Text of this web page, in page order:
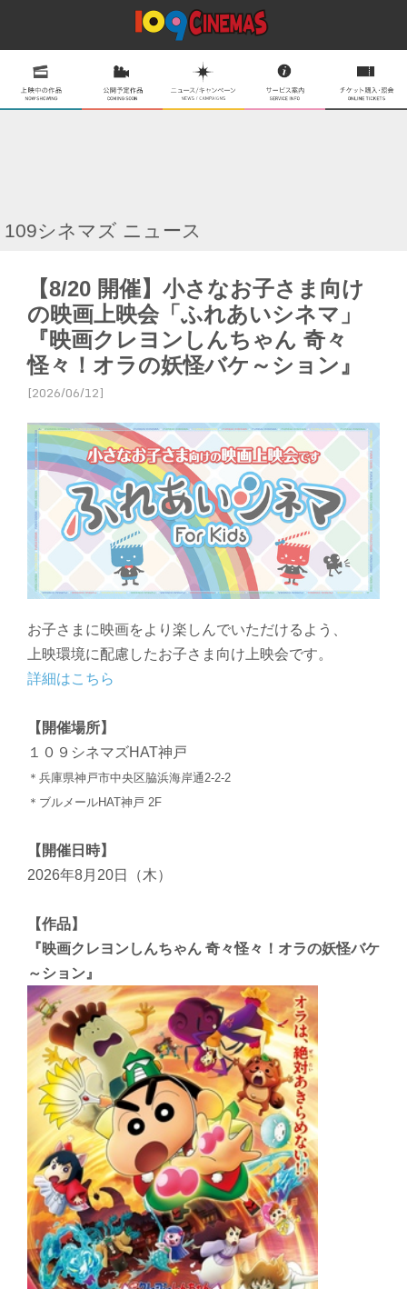
109シネマズ ニュース
【8/20 開催】小さなお子さま向け
の映画上映会「ふれあいシネマ」
『映画クレヨンしんちゃん 奇々
怪々！オラの妖怪バケ～ション』
[2026/06/12]
お子さまに映画をより楽しんでいただけるよう、
上映環境に配慮したお子さま向け上映会です。
詳細はこちら
【開催場所】
１０９シネマズHAT神戸
＊兵庫県神戸市中央区脇浜海岸通2-2-2
＊ブルメールHAT神戸 2F
【開催日時】
2026年8月20日（木）
【作品】
『映画クレヨンしんちゃん 奇々怪々！オラの妖怪バケ
～ション』